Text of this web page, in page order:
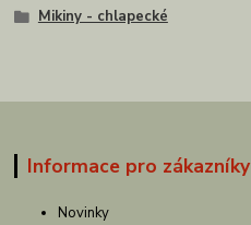
Mikiny - chlapecké
Informace pro zákazníky
Novinky